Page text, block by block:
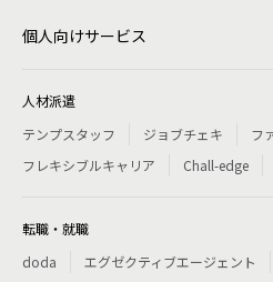
個人向けサービス
人材派遣
テンプスタッフ
ジョブチェキ
フ
フレキシブルキャリア
Chall-edge
転職・就職
doda
エグゼクティブエージェント